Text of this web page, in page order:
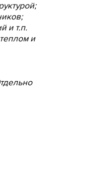
и т.п.
и